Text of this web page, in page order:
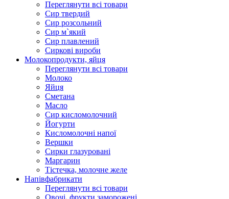
Переглянути всі товари
Сир твердий
Сир розсольний
Сир м`який
Сир плавлений
Сиркові вироби
Молокопродукти, яйця
Переглянути всі товари
Молоко
Яйця
Сметана
Масло
Сир кисломолочний
Йогурти
Кисломолочні напої
Вершки
Сирки глазуровані
Маргарин
Тістечка, молочне желе
Напівфабрикати
Переглянути всі товари
Овочі, фрукти заморожені